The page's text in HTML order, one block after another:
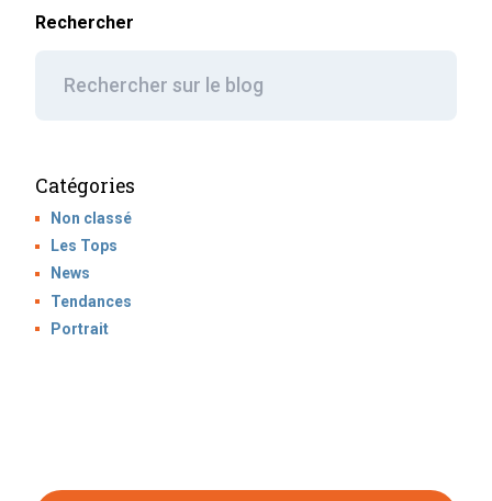
Rechercher
Catégories
Non classé
Les Tops
News
Tendances
Portrait